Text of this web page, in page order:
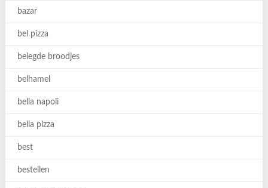
bazar
bel pizza
belegde broodjes
belhamel
bella napoli
bella pizza
best
bestellen